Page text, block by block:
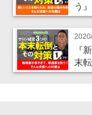
う
『
末